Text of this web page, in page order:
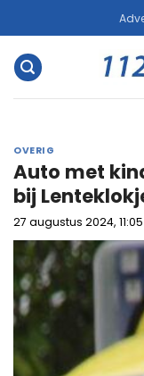
naar
inhoud
OVERIG
Auto met
bij
27 augustus 2024, 11:05